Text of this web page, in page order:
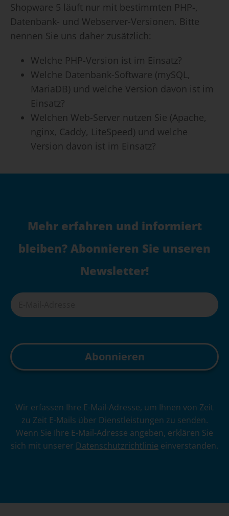
Shopware 5 läuft nur mit bestimmten PHP-,
Datenbank- und Webserver-Versionen. Bitte
nennen Sie uns daher zusätzlich:
Welche PHP-Version ist im Einsatz?
Welche Datenbank-Software (mySQL,
MariaDB) und welche Version davon ist im
Einsatz?
Welchen Web-Server nutzen Sie (Apache,
nginx, Caddy, LiteSpeed) und welche
Version davon ist im Einsatz?
Mehr erfahren und informiert
bleiben? Abonnieren Sie unseren
Newsletter!
e
Wir erfassen Ihre E-Mail-Adresse, um Ihnen von Zeit
zu Zeit E-Mails über Dienstleistungen zu senden.
Wenn Sie Ihre E-Mail-Adresse angeben, erklären Sie
sich mit unserer Datenschutzrichtlinie einverstanden.